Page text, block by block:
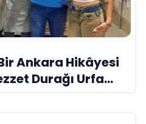
Ankara Hikâyesi
Durağı Urfa